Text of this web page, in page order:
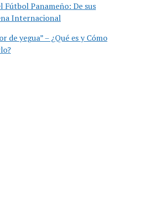
Fútbol Panameño: De sus
Internacional
de yegua” – ¿Qué es y Cómo